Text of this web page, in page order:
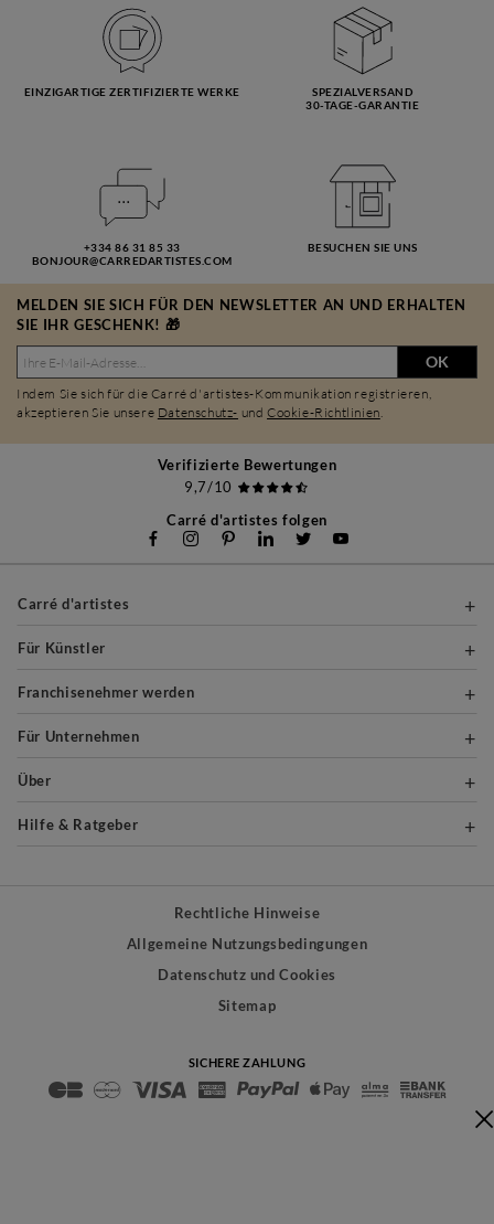
EINZIGARTIGE ZERTIFIZIERTE WERKE
SPEZIALVERSAND
30-TAGE-GARANTIE
+334 86 31 85 33
BONJOUR@CARREDARTISTES.COM
BESUCHEN SIE UNS
MELDEN SIE SICH FÜR DEN NEWSLETTER AN UND ERHALTEN
SIE IHR GESCHENK! 🎁
OK
Indem Sie sich für die Carré d'artistes-Kommunikation registrieren,
akzeptieren Sie unsere Datenschutz- undCookie-Richtlinien.
Verifizierte Bewertungen
9,7/10
Carré d'artistes folgen
Carré d'artistes
Für Künstler
Franchisenehmer werden
Für Unternehmen
Über
Hilfe & Ratgeber
Rechtliche Hinweise
Allgemeine Nutzungsbedingungen
Datenschutz und Cookies
Sitemap
SICHERE ZAHLUNG